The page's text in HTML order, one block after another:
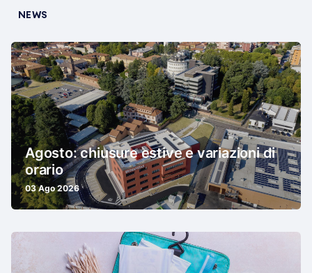
NEWS
Agosto: chiusure estive e variazioni di
orario
03 Ago 2026